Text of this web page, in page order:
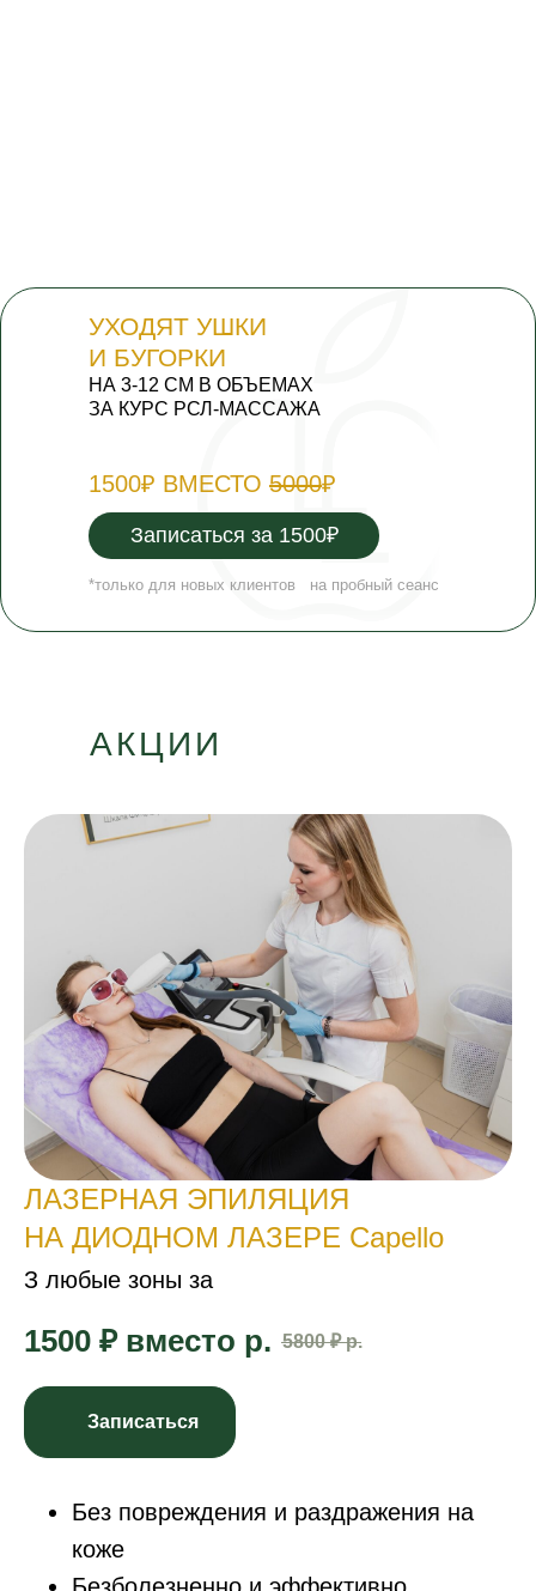
*только для новых клиентов на пробный сеанс
Записаться за 1500₽
НА 3-12 СМ В ОБЪЕМАХ
ЗА КУРС РСЛ-МАССАЖА
1500₽ ВМЕСТО 5000₽
УХОДЯТ УШКИ
И БУГОРКИ
АКЦИИ
ЛАЗЕРНАЯ ЭПИЛЯЦИЯ
НА ДИОДНОМ ЛАЗЕРЕ Capello
З любые зоны за
1500 ₽ вместо р. 5800 ₽ р.
Записаться
Без повреждения и раздражения на
коже